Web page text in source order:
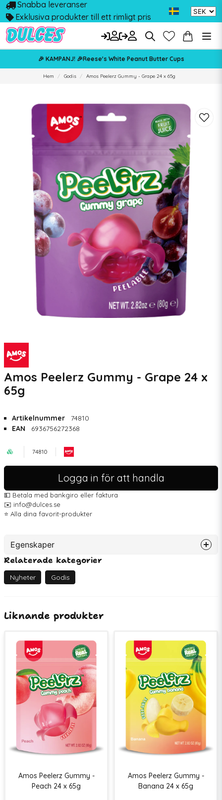
Snabba leveranser
Exklusiva produkter till ett rimligt pris
🎉 KAMPANJ! 🎉Reese's White Peanut Butter Cups
Hem Godis Amos Peelerz Gummy - Grape 24 x 65g
Amos Peelerz Gummy - Grape 24 x
65g
Artikelnummer
74810
EAN
6936756272368
74810
Logga in för att handla
💵 Betala med bankgiro eller faktura
✉️ info@dulces.se
⭐️ Alla dina favorit-produkter
Egenskaper
Artikelnummer
EAN
Relaterade kategorier
Nyheter Godis
Liknande produkter
Amos Peelerz Gummy -
Peach 24 x 65g
Amos Peelerz Gummy -
Banana 24 x 65g